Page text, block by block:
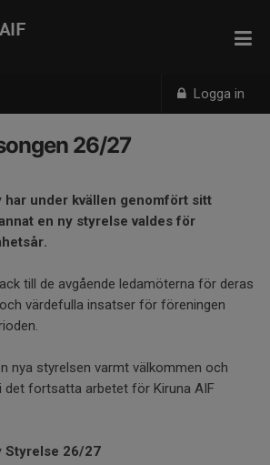
Logga in
26/27
har under kvällen genomfört sitt
en ny styrelse valdes för
till de avgående ledamöterna för deras
värdefulla insatser för föreningen
nya styrelsen varmt välkommen och
det fortsatta arbetet för Kiruna AIF
Styrelse 26/27